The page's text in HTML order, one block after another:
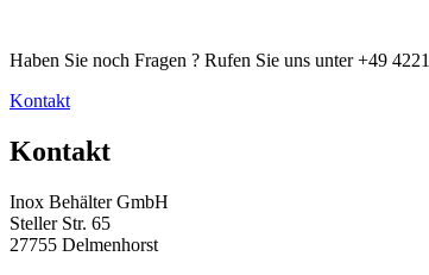
Haben Sie noch Fragen ? Rufen Sie uns unter +49
Kontakt
Kontakt
Inox Behälter GmbH
Steller Str. 65
27755 Delmenhorst